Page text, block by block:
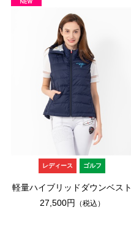
レディース ゴルフ
軽量ハイブリッドダウンベスト
27,500円
（税込）